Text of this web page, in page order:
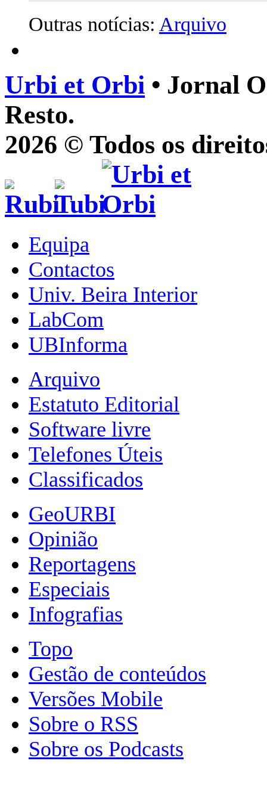
Outras notícias: Arquivo
Urbi et Orbi • Jornal
Resto.
2026 © Todos os
Equipa
Contactos
Univ. Beira Interior
LabCom
UBInforma
Arquivo
Estatuto Editorial
Software livre
Telefones Úteis
Classificados
GeoURBI
Opinião
Reportagens
Especiais
Infografias
Topo
Gestão de conteúdos
Versões Mobile
Sobre o RSS
Sobre os Podcasts